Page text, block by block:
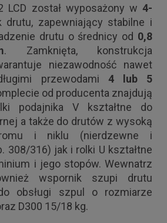
LCD został wyposażony w 4-
drutu, zapewniający stabilne i
drutu o średnicy od 0,8
. Zamknięta, konstrukcja
niezawodność nawet
przewodami 4 lub 5
od producenta znajdują
podajnika V kształtne do
a także do drutów z wysoką
i niklu (nierdzewne i
308/316) jak i rolki U kształtne
i jego stopów. Wewnatrz
wspornik szupi drutu
obsługi szpul o rozmiarze
D300 15/18 kg.